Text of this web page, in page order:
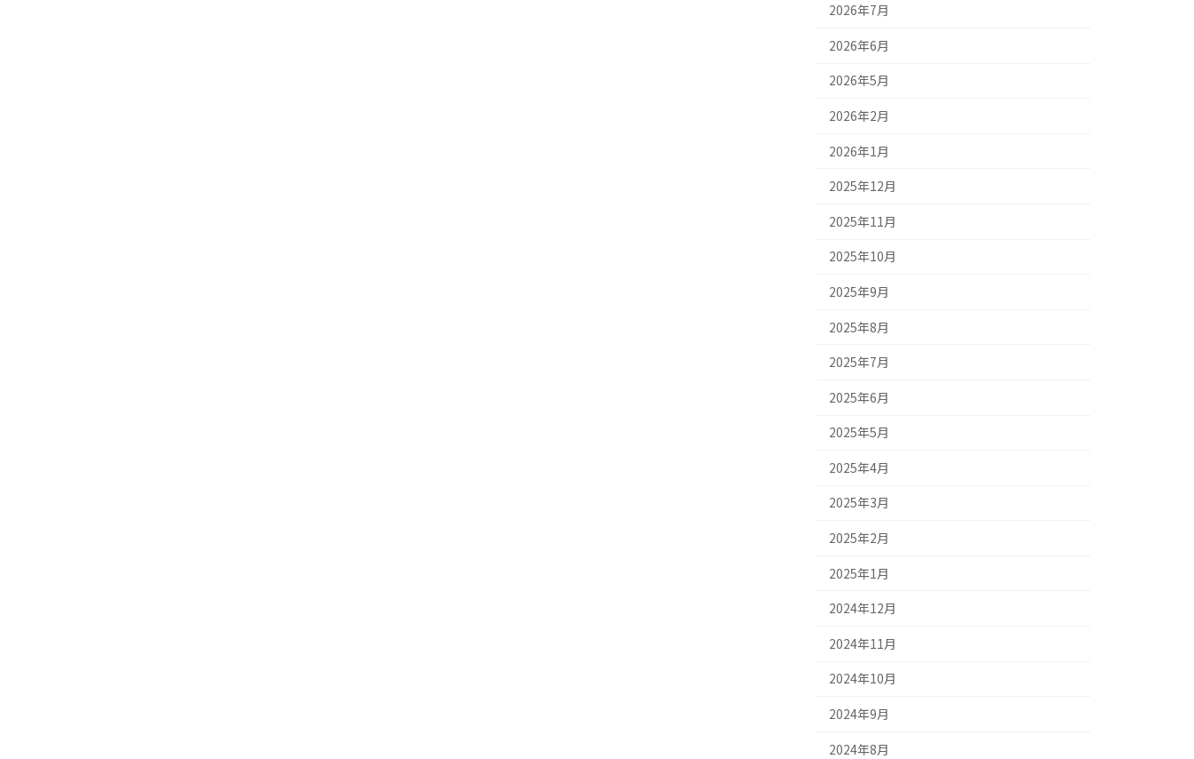
2026年7月
2026年6月
2026年5月
2026年2月
2026年1月
2025年12月
2025年11月
2025年10月
2025年9月
2025年8月
2025年7月
2025年6月
2025年5月
2025年4月
2025年3月
2025年2月
2025年1月
2024年12月
2024年11月
2024年10月
2024年9月
2024年8月